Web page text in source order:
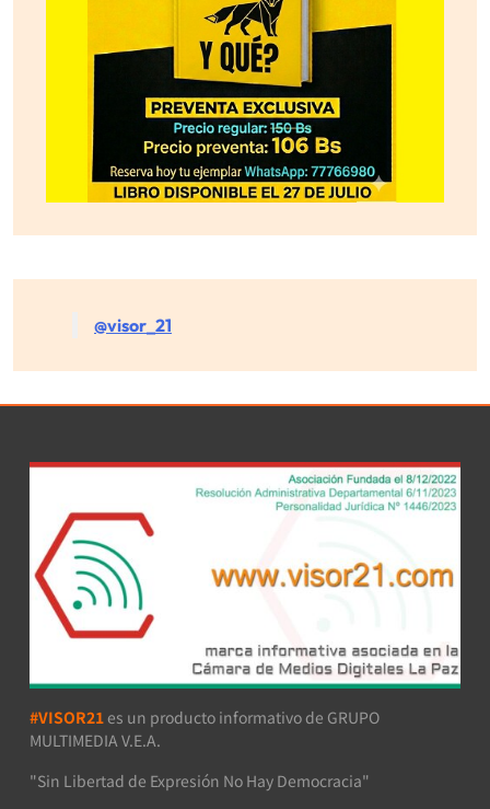
@visor_21
#VISOR21 es un producto informativo de GRUPO
MULTIMEDIA V.E.A.
"Sin Libertad de Expresión No Hay Democracia"